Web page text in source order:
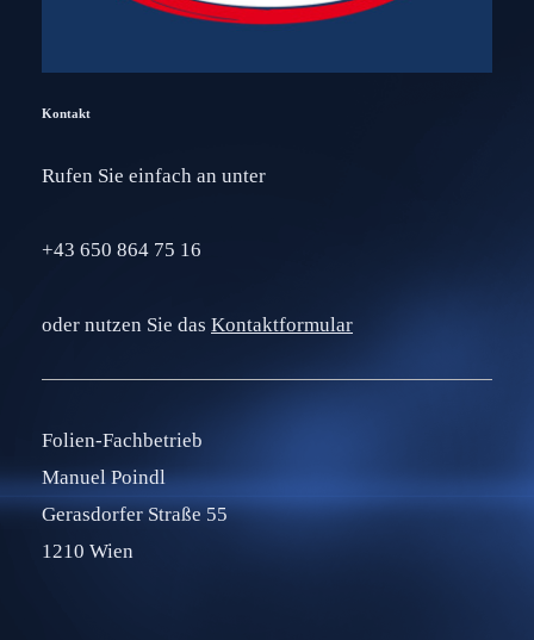
Kontakt
Rufen Sie einfach an unter
+43 650 864 75 16
oder nutzen Sie das Kontaktformular
Folien-Fachbetrieb
Manuel Poindl
Gerasdorfer Straße 55
1210 Wien